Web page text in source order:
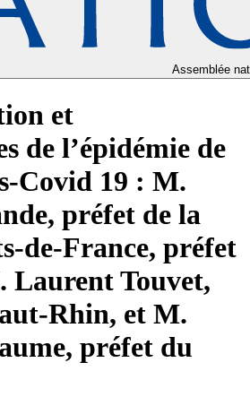
Assemblée
et
de l’épidémie de
Covid 19 : M.
préfet de la
de-France, préfet
Laurent Touvet,
Rhin, et M.
préfet du